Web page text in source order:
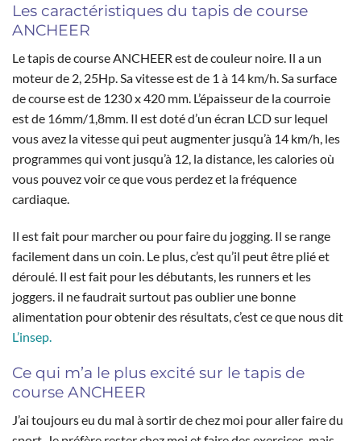
Les caractéristiques du tapis de course
ANCHEER
Le tapis de course ANCHEER est de couleur noire. Il a un
moteur de 2, 25Hp. Sa vitesse est de 1 à 14 km/h. Sa surface
de course est de 1230 x 420 mm. L’épaisseur de la courroie
est de 16mm/1,8mm. Il est doté d’un écran LCD sur lequel
vous avez la vitesse qui peut augmenter jusqu’à 14 km/h, les
programmes qui vont jusqu’à 12, la distance, les calories où
vous pouvez voir ce que vous perdez et la fréquence
cardiaque.
Il est fait pour marcher ou pour faire du jogging. Il se range
facilement dans un coin. Le plus, c’est qu’il peut être plié et
déroulé. Il est fait pour les débutants, les runners et les
joggers. il ne faudrait surtout pas oublier une bonne
alimentation pour obtenir des résultats, c’est ce que nous dit
L’insep.
Ce qui m’a le plus excité sur le tapis de
course ANCHEER
J’ai toujours eu du mal à sortir de chez moi pour aller faire du